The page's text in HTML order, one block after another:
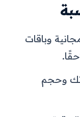
وباقات
وحجم